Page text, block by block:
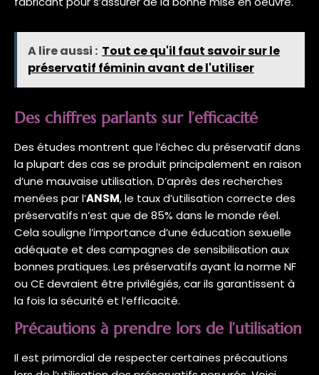
A lire aussi : Tout ce qu'il faut savoir sur le
préservatif féminin avant de l'utiliser
Des chiffres parlants sur l’efficacité
Des études montrent que l’échec du préservatif dans
la plupart des cas se produit principalement en raison
d’une mauvaise utilisation. D’après des recherches
menées par l’ANSM, le taux d’utilisation correcte des
préservatifs n’est que de 85% dans le monde réel.
Cela souligne l’importance d’une éducation sexuelle
adéquate et des campagnes de sensibilisation aux
bonnes pratiques. Les préservatifs ayant la norme NF
ou CE devraient être privilégiés, car ils garantissent à
la fois la sécurité et l’efficacité.
Précautions à prendre lors de l’utilisation
Il est primordial de respecter certaines précautions